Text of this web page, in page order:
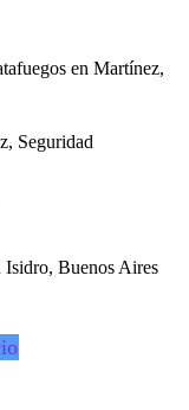
en Martínez,
Seguridad
Isidro, Buenos Aires